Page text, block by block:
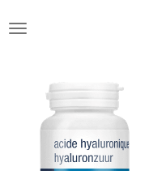
direct
hoofdinhoud